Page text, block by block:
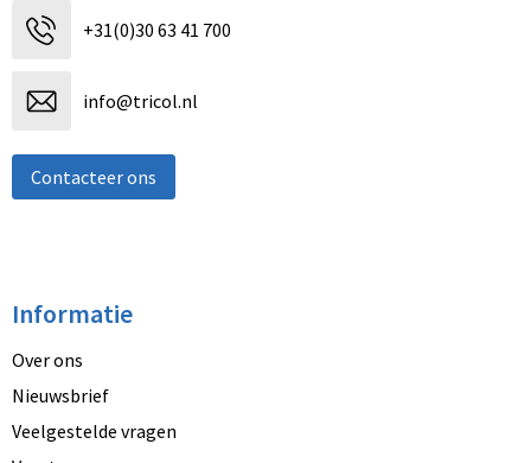
+31(0)30 63 41 700
info@tricol.nl
Contacteer ons
Informatie
Over ons
Nieuwsbrief
Veelgestelde vragen